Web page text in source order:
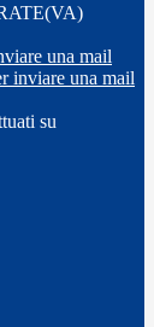
una mail
inviare una mail
su